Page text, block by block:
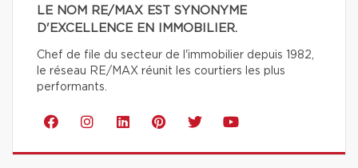
LE NOM RE/MAX EST SYNONYME
D'EXCELLENCE EN IMMOBILIER.
Chef de file du secteur de l'immobilier depuis 1982,
le réseau RE/MAX réunit les courtiers les plus
performants.